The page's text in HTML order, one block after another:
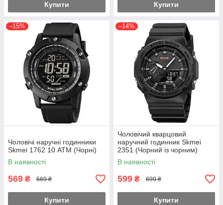
Купити Купити
–15%
Чоловічі наручні годинники
Skmei 1762 10 АТМ (Чорні)
В наявності
569 ₴ 669 ₴
Купити
–14%
Чоловічий кварцовий
наручний годинник Skmei
2351 (Чорний із чорним)
В наявності
599 ₴ 699 ₴
Купити